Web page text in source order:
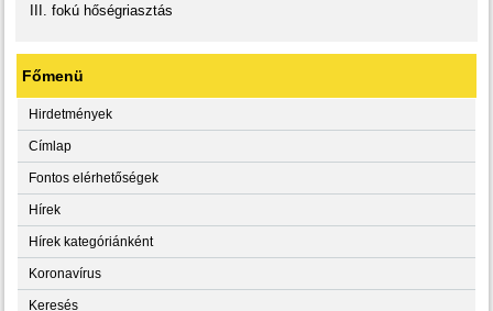
III. fokú hőségriasztás
Főmenü
Hirdetmények
Címlap
Fontos elérhetőségek
Hírek
Hírek kategóriánként
Koronavírus
Keresés